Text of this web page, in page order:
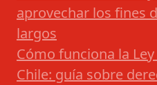
aprovechar los fines
largos
Cómo funciona la
Chile: guía sobre